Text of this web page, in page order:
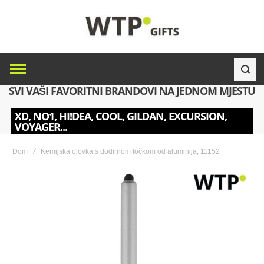
SVI VAŠI FAVORITNI BRANDOVI NA JEDNOM MJESTU
XD, NO1, HI!DEA, COOL, GILDAN, EXCURSION,
VOYAGER...
Dom Kemijska olovka s dodirnom točkom od aluminija, 11152